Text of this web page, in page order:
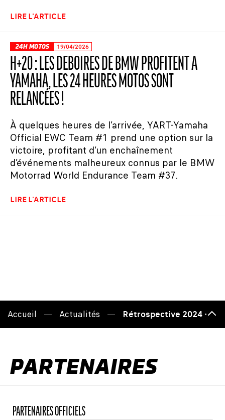
LIRE L'ARTICLE
24H MOTOS 19/04/2026
H+20 : LES DÉBOIRES DE BMW PROFITENT À
YAMAHA, LES 24 HEURES MOTOS SONT
RELANCÉES !
À quelques heures de l’arrivée, YART-Yamaha
Official EWC Team #1 prend une option sur la
victoire, profitant d’un enchaînement
d’événements malheureux connus par le BMW
Motorrad World Endurance Team #37.
LIRE L'ARTICLE
Accueil Actualités Rétrospective 2024 – Le
Haut
PARTENAIRES
PARTENAIRES OFFICIELS